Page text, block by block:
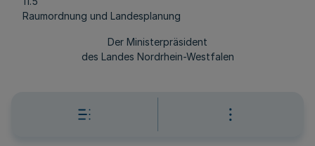
Raumordnung und Landesplanung
Der Ministerpräsident
des Landes Nordrhein-Westfalen